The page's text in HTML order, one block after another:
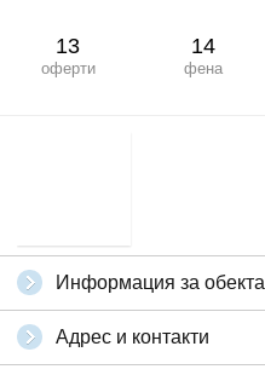
13
оферти
14
фена
Информация за обекта
Адрес и контакти